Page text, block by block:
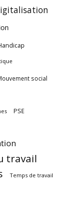
social
PSE
travail
Temps de travail